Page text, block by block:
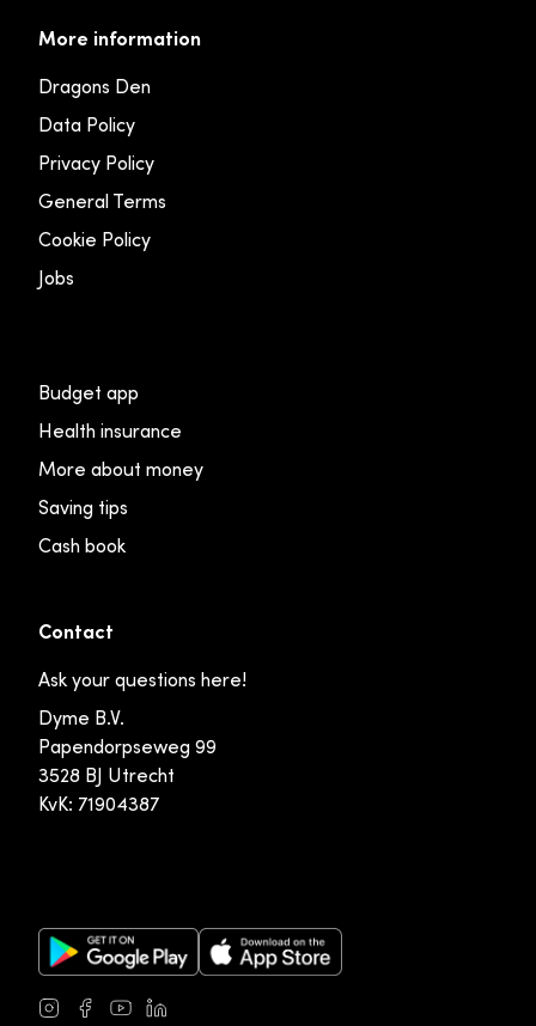
More information
Dragons Den
Data Policy
Privacy Policy
General Terms
Cookie Policy
Jobs
Budget app
Health insurance
More about money
Saving tips
Cash book
Contact
Ask your questions here!
Dyme B.V.
Papendorpseweg 99
3528 BJ Utrecht
KvK: 71904387
Google Play Store Apple App Store
Instagram
Facebook
YoutubeLinkedIn